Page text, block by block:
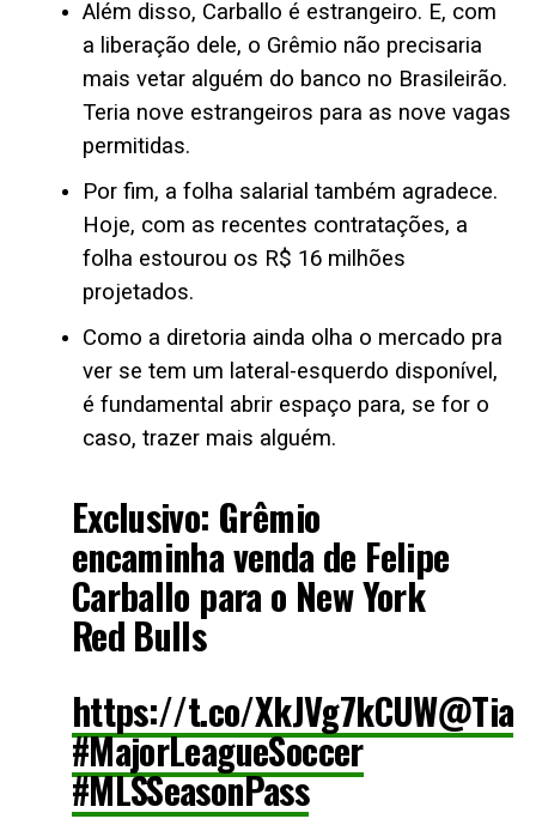
Além disso, Carballo é estrangeiro. E, com
a liberação dele, o Grêmio não precisaria
mais vetar alguém do banco no Brasileirão.
Teria nove estrangeiros para as nove vagas
permitidas.
Por fim, a folha salarial também agradece.
Hoje, com as recentes contratações, a
folha estourou os R$ 16 milhões
projetados.
Como a diretoria ainda olha o mercado pra
ver se tem um lateral-esquerdo disponível,
é fundamental abrir espaço para, se for o
caso, trazer mais alguém.
Exclusivo: Grêmio
encaminha venda de Felipe
Carballo para o New York
Red Bulls
https://t.co/XkJVg7kCUW
#MajorLeagueSoccer
#MLSSeasonPass